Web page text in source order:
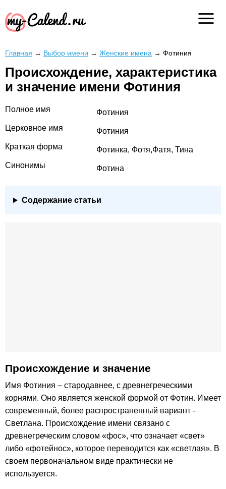
Главная → Выбор имени → Женские имена → Фотиния
Происхождение, характеристика
и значение имени Фотиния
Полное имя
Фотиния
Церковное имя
Фотиния
Краткая форма
Фотинка, Фотя,Фатя, Тина
Синонимы
Фотина
Содержание статьи
Происхождение и значение
Имя Фотиния – стародавнее, с древнегреческими
корнями. Оно является женской формой от Фотин. Имеет
современный, более распространенный вариант -
Светлана. Происхождение имени связано с
древнегреческим словом «фос», что означает «свет»
либо «фотейнос», которое переводится как «светлая». В
своем первоначальном виде практически не
используется.